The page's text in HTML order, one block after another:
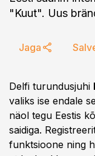
"Kuut". Uus
Jaga
Delfi turundusjuhi
valiks ise endale
näol tegu Eestis
saidiga.
funktsioone ning